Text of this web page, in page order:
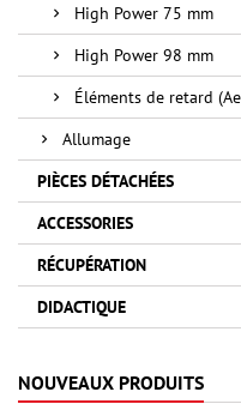
High Power 75 mm
High Power 98 mm
Éléments de retard
Allumage
PIÈCES DÉTACHÉES
ACCESSORIES
RÉCUPÉRATION
DIDACTIQUE
NOUVEAUX PRODUITS